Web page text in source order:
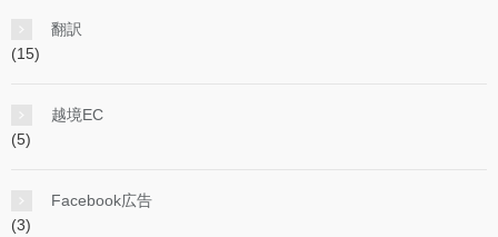
翻訳
(15)
越境EC
(5)
Facebook広告
(3)